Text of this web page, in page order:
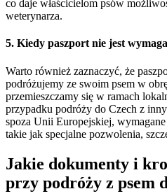
co daje właścicielom psów
weterynarza.
5. Kiedy paszport nie jest
Warto również zaznaczyć, że
podróżujemy ze swoim psem w
przemieszczamy się w ramach
przypadku podróży do Czech z
spoza Unii Europejskiej,
takie jak specjalne pozwolenia,
Jakie dokumenty i
przy podróży z psem